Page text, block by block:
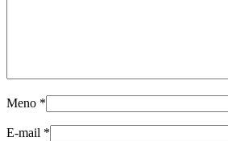
Meno *
E-mail *